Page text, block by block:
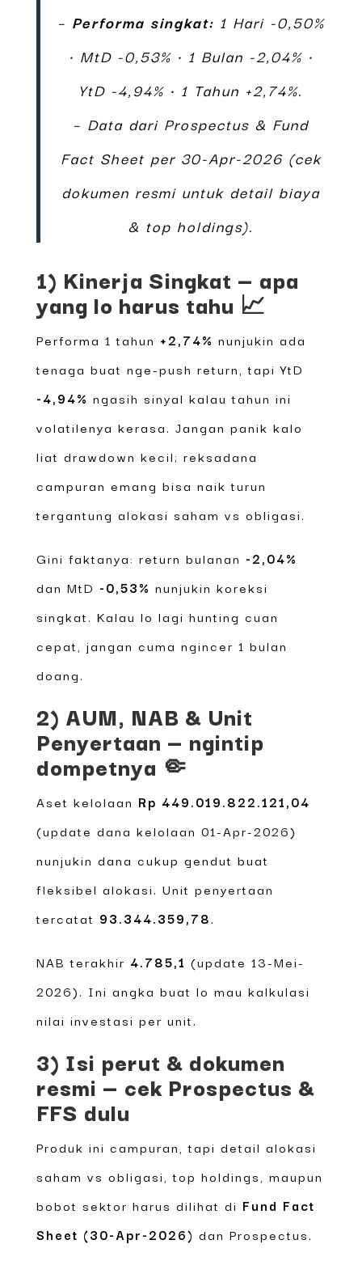
– Performa singkat: 1 Hari -0,50%
• MtD -0,53% • 1 Bulan -2,04% •
YtD -4,94% • 1 Tahun +2,74%.
– Data dari Prospectus & Fund
Fact Sheet per 30-Apr-2026 (cek
dokumen resmi untuk detail biaya
& top holdings).
1) Kinerja Singkat — apa
yang lo harus tahu 📈
Performa 1 tahun +2,74% nunjukin ada
tenaga buat nge-push return, tapi YtD
-4,94% ngasih sinyal kalau tahun ini
volatilenya kerasa. Jangan panik kalo
liat drawdown kecil; reksadana
campuran emang bisa naik turun
tergantung alokasi saham vs obligasi.
Gini faktanya: return bulanan -2,04%
dan MtD -0,53% nunjukin koreksi
singkat. Kalau lo lagi hunting cuan
cepat, jangan cuma ngincer 1 bulan
doang.
2) AUM, NAB & Unit
Penyertaan — ngintip
dompetnya 🤏
Aset kelolaan Rp 449.019.822.121,04
(update dana kelolaan 01-Apr-2026)
nunjukin dana cukup gendut buat
fleksibel alokasi. Unit penyertaan
tercatat 93.344.359,78.
NAB terakhir 4.785,1 (update 13-Mei-
2026). Ini angka buat lo mau kalkulasi
nilai investasi per unit.
3) Isi perut & dokumen
resmi — cek Prospectus &
FFS dulu
Produk ini campuran, tapi detail alokasi
saham vs obligasi, top holdings, maupun
bobot sektor harus dilihat di Fund Fact
Sheet (30-Apr-2026) dan Prospectus.